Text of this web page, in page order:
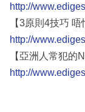
http://
【3原則4技巧 唔
http://
【亞洲人常犯的
http://